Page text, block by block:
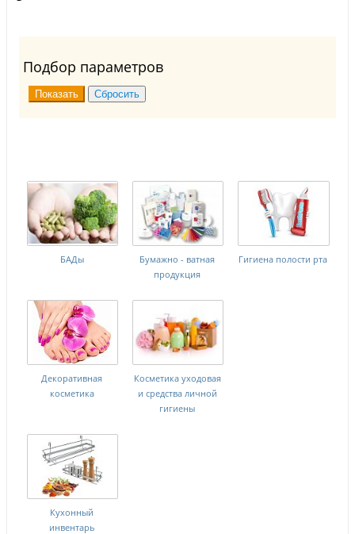
Подбор параметров
БАДы
Бумажно - ватная
продукция
Гигиена полости рта
Декоративная
косметика
Косметика уходовая
и средства личной
гигиены
Кухонный
инвентарь